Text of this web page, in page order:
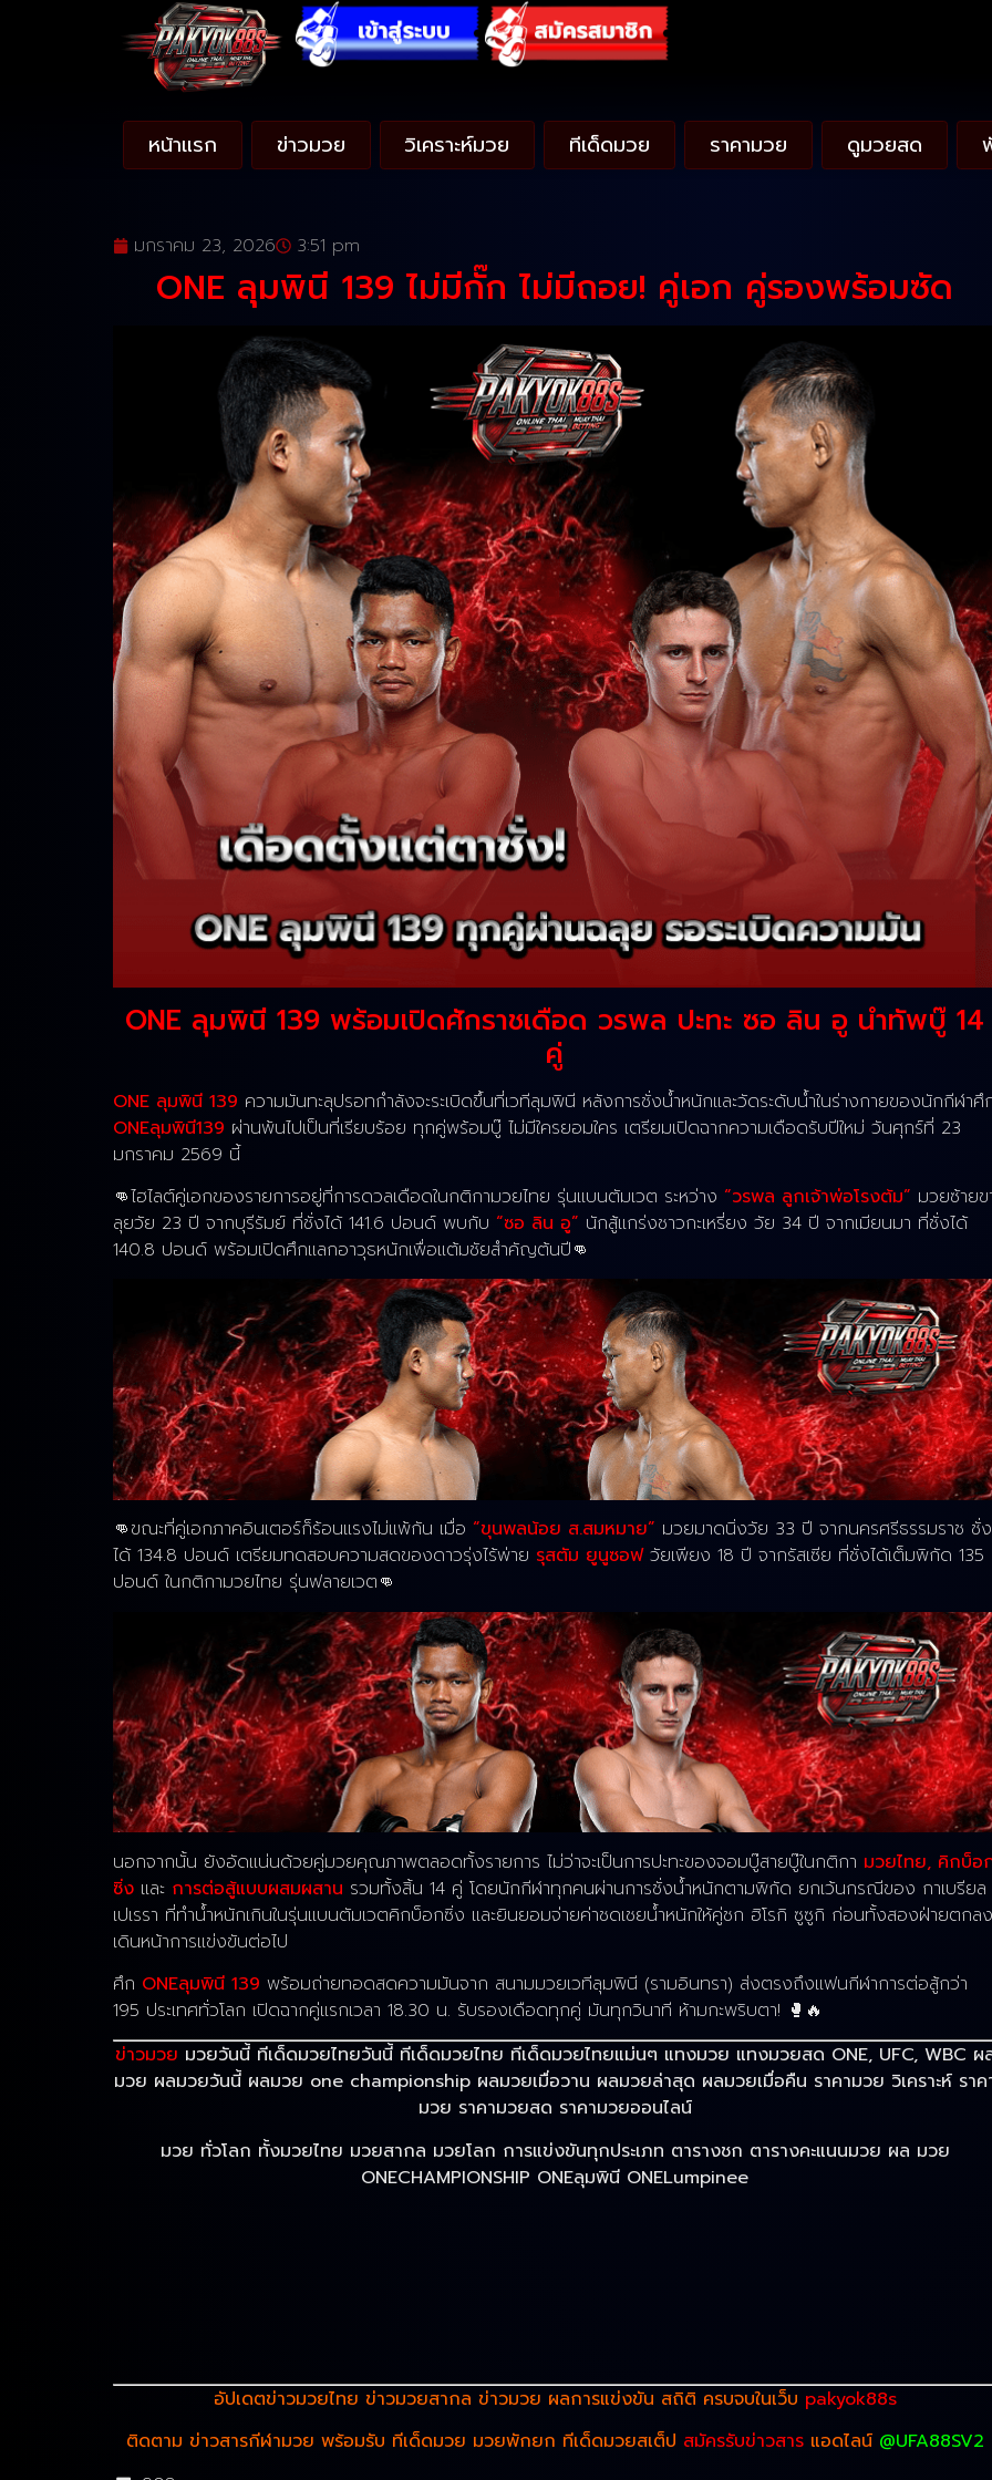
หน้าแรก ข่าวมวย วิเคราะห์มวย ทีเด็ดมวย ราคามวย ดูมวยสด
มกราคม 23, 2026 3:51 pm
ONE ลุมพินี 139 ไม่มีกั๊ก ไม่มีถอย! คู่เอก คู่รองพร้อมซัด
ONE ลุมพินี 139 พร้อมเปิดศักราชเดือด วรพล ปะทะ ซอ ลิน อู นำทัพบู๊ 14
คู่
ONE ลุมพินี 139 ความมันทะลุปรอทกำลังจะระเบิดขึ้นที่เวทีลุมพินี หลังการชั่งน้ำหนักและวัดระดับน้ำในร่างกายของนักกีฬาศึ
ONEลุมพินี139 ผ่านพ้นไปเป็นที่เรียบร้อย ทุกคู่พร้อมบู๊ ไม่มีใครยอมใคร เตรียมเปิดฉากความเดือดรับปีใหม่ วันศุกร์ที่ 23
มกราคม 2569 นี้
👊ไฮไลต์คู่เอกของรายการอยู่ที่การดวลเดือดในกติกามวยไทย รุ่นแบนตัมเวต ระหว่าง “วรพล ลูกเจ้าพ่อโรงต้ม” มวยซ้ายข
ลุยวัย 23 ปี จากบุรีรัมย์ ที่ชั่งได้ 141.6 ปอนด์ พบกับ “ซอ ลิน อู” นักสู้แกร่งชาวกะเหรี่ยง วัย 34 ปี จากเมียนมา ที่ชั่งได้
140.8 ปอนด์ พร้อมเปิดศึกแลกอาวุธหนักเพื่อแต้มชัยสำคัญต้นปี👊
👊ขณะที่คู่เอกภาคอินเตอร์ก็ร้อนแรงไม่แพ้กัน เมื่อ “ขุนพลน้อย ส.สมหมาย” มวยมาดนิ่งวัย 33 ปี จากนครศรีธรรมราช ชั่ง
ได้ 134.8 ปอนด์ เตรียมทดสอบความสดของดาวรุ่งไร้พ่าย รุสตัม ยูนูซอฟวัยเพียง 18 ปี จากรัสเซีย ที่ชั่งได้เต็มพิกัด 135
ปอนด์ ในกติกามวยไทย รุ่นฟลายเวต👊
นอกจากนั้น ยังอัดแน่นด้วยคู่มวยคุณภาพตลอดทั้งรายการ ไม่ว่าจะเป็นการปะทะของจอมบู๊สายบู๊ในกติกา มวยไทย, คิกบ็อ
ซิ่ง และ การต่อสู้แบบผสมผสาน รวมทั้งสิ้น 14 คู่ โดยนักกีฬาทุกคนผ่านการชั่งน้ำหนักตามพิกัด ยกเว้นกรณีของ กาเบรียล
เปเรรา ที่ทำน้ำหนักเกินในรุ่นแบนตัมเวตคิกบ็อกซิ่ง และยินยอมจ่ายค่าชดเชยน้ำหนักให้คู่ชก ฮิโรกิ ซูซูกิ ก่อนทั้งสองฝ่ายตกลง
เดินหน้าการแข่งขันต่อไป
ศึก ONEลุมพินี 139 พร้อมถ่ายทอดสดความมันจาก สนามมวยเวทีลุมพินี (รามอินทรา) ส่งตรงถึงแฟนกีฬาการต่อสู้กว่า
195 ประเทศทั่วโลก เปิดฉากคู่แรกเวลา 18.30 น. รับรองเดือดทุกคู่ มันทุกวินาที ห้ามกะพริบตา! 🥊🔥
ข่าวมวย มวยวันนี้ ทีเด็ดมวยไทยวันนี้ ทีเด็ดมวยไทย ทีเด็ดมวยไทยแม่นๆ แทงมวย แทงมวยสด ONE, UFC, WBC ผ
มวย ผลมวยวันนี้ ผลมวย one championship ผลมวยเมื่อวาน ผลมวยล่าสุด ผลมวยเมื่อคืน ราคามวย วิเคราะห์ ราค
มวย ราคามวยสด ราคามวยออนไลน์
มวย ทั่วโลก ทั้งมวยไทย มวยสากล มวยโลก การแข่งขันทุกประเภท ตารางชก ตารางคะแนนมวย ผล มวย
ONECHAMPIONSHIP ONEลุมพินี ONELumpinee
อัปเดตข่าวมวยไทย ข่าวมวยสากล ข่าวมวย ผลการแข่งขัน สถิติ ครบจบในเว็บ pakyok88s
ติดตาม ข่าวสารกีฬามวย พร้อมรับ ทีเด็ดมวย มวยพักยก ทีเด็ดมวยสเต็ป สมัครรับข่าวสารแอดไลน์ @UFA88SV2